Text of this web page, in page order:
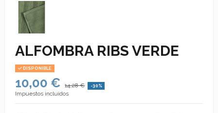
ALFOMBRA RIBS VERDE
DISPONIBLE
10,00 € 14,28 € -30%
Impuestos incluidos